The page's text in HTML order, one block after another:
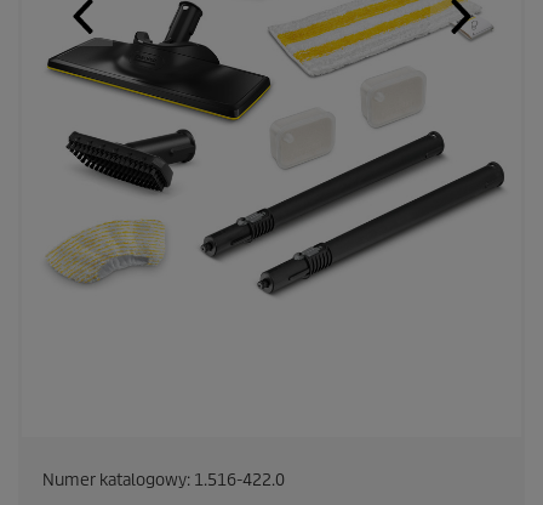
Numer katalogowy: 1.516-422.0